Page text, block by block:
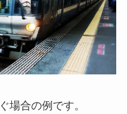
場合の例です。